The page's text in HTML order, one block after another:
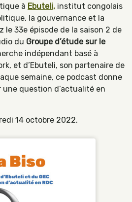
à Ebuteli, institut congolais
la gouvernance et la
le 33e épisode de la saison 2 de
du Groupe d’étude sur le
indépendant basé à
et d’Ebuteli, son partenaire de
semaine, ce podcast donne
question d’actualité en
14 octobre 2022.